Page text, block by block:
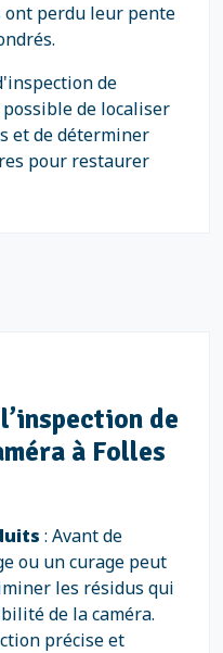
ont perdu leur pente
de
de localiser
et de déterminer
pour restaurer
de
à Folles
: Avant de
ou un curage peut
les résidus qui
de la caméra.
précise et